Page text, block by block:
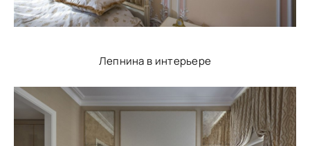
Лепнина в интерьере